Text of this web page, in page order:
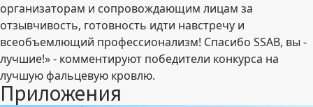
организаторам и сопровождающим лицам за
отзывчивость, готовность идти навстречу и
всеобъемлющий профессионализм! Спасибо SSAB, вы -
лучшие!» - комментируют победители конкурса на
лучшую фальцевую кровлю.
Приложения